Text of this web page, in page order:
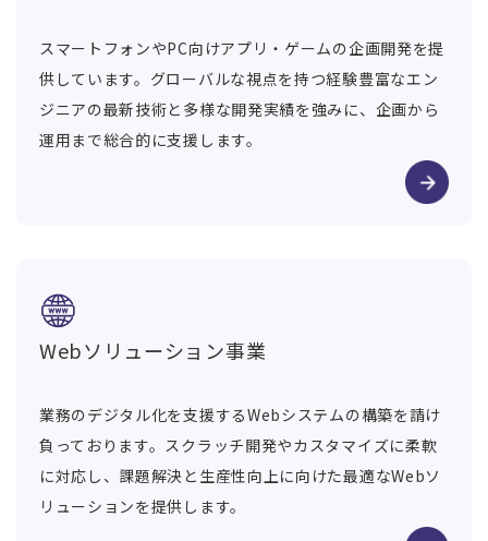
スマートフォンやPC向けアプリ・ゲームの企画開発を提
供しています。グローバルな視点を持つ経験豊富なエン
ジニアの最新技術と多様な開発実績を強みに、企画から
運用まで総合的に支援します。
Webソリューション事業
業務のデジタル化を支援するWebシステムの構築を請け
負っております。スクラッチ開発やカスタマイズに柔軟
に対応し、課題解決と生産性向上に向けた最適なWebソ
リューションを提供します。